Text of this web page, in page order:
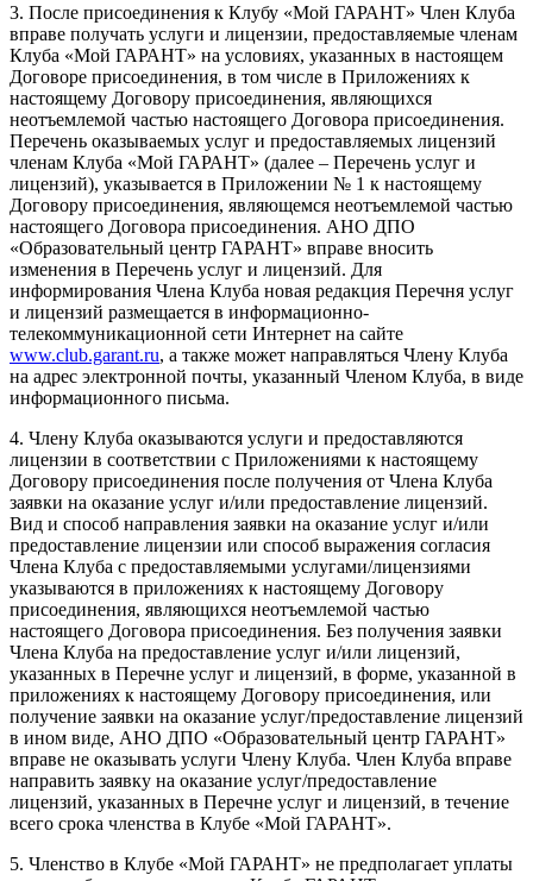
3. После присоединения к Клубу «Мой ГАРАНТ» Член Клуба
вправе получать услуги и лицензии, предоставляемые членам
Клуба «Мой ГАРАНТ» на условиях, указанных в настоящем
Договоре присоединения, в том числе в Приложениях к
настоящему Договору присоединения, являющихся
неотъемлемой частью настоящего Договора присоединения.
Перечень оказываемых услуг и предоставляемых лицензий
членам Клуба «Мой ГАРАНТ» (далее – Перечень услуг и
лицензий), указывается в Приложении № 1 к настоящему
Договору присоединения, являющемся неотъемлемой частью
настоящего Договора присоединения. АНО ДПО
«Образовательный центр ГАРАНТ» вправе вносить
изменения в Перечень услуг и лицензий. Для
информирования Члена Клуба новая редакция Перечня услуг
и лицензий размещается в информационно-
телекоммуникационной сети Интернет на сайте
www.club.garant.ru, а также может направляться Члену Клуба
на адрес электронной почты, указанный Членом Клуба, в виде
информационного письма.
4. Члену Клуба оказываются услуги и предоставляются
лицензии в соответствии с Приложениями к настоящему
Договору присоединения после получения от Члена Клуба
заявки на оказание услуг и/или предоставление лицензий.
Вид и способ направления заявки на оказание услуг и/или
предоставление лицензии или способ выражения согласия
Члена Клуба с предоставляемыми услугами/лицензиями
указываются в приложениях к настоящему Договору
присоединения, являющихся неотъемлемой частью
настоящего Договора присоединения. Без получения заявки
Члена Клуба на предоставление услуг и/или лицензий,
указанных в Перечне услуг и лицензий, в форме, указанной в
приложениях к настоящему Договору присоединения, или
получение заявки на оказание услуг/предоставление лицензий
в ином виде, АНО ДПО «Образовательный центр ГАРАНТ»
вправе не оказывать услуги Члену Клуба. Член Клуба вправе
направить заявку на оказание услуг/предоставление
лицензий, указанных в Перечне услуг и лицензий, в течение
всего срока членства в Клубе «Мой ГАРАНТ».
5. Членство в Клубе «Мой ГАРАНТ» не предполагает уплаты